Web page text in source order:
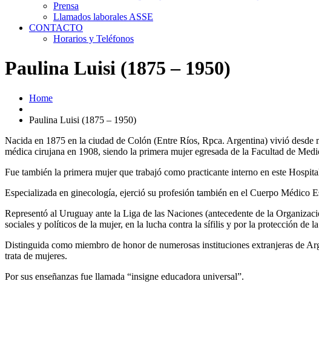
Prensa
Llamados laborales ASSE
CONTACTO
Horarios y Teléfonos
Paulina Luisi (1875 – 1950)
Home
Paulina Luisi (1875 – 1950)
Nacida en 1875 en la ciudad de Colón (Entre Ríos, Rpca. Argentina) vivió desde
médica cirujana en 1908, siendo la primera mujer egresada de la Facultad de
Fue también la primera mujer que trabajó como practicante interno en este
Especializada en ginecología, ejerció su profesión también en el Cuerpo Médico
Representó al Uruguay ante la Liga de las Naciones (antecedente de la
sociales y políticos de la mujer, en la lucha contra la sífilis y por la protección de
Distinguida como miembro de honor de numerosas instituciones extranjeras de
trata de mujeres.
Por sus enseñanzas fue llamada “insigne educadora universal”.